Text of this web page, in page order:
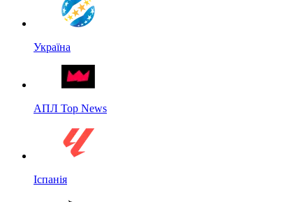
Україна
АПЛ Top News
Іспанія